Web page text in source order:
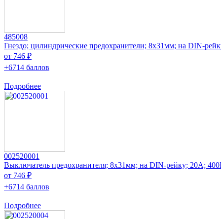
485008
Гнездо; цилиндрические предохранители; 8x31мм; на DIN-
от 746 ₽
+6714 баллов
Подробнее
002520001
Выключатель предохранителя; 8x31мм; на DIN-рейку; 20А;
от 746 ₽
+6714 баллов
Подробнее